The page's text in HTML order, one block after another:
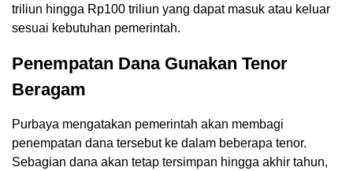
triliun hingga Rp100 triliun yang dapat masuk atau keluar
sesuai kebutuhan pemerintah.
Penempatan Dana Gunakan Tenor
Beragam
Purbaya mengatakan pemerintah akan membagi
penempatan dana tersebut ke dalam beberapa tenor.
Sebagian dana akan tetap tersimpan hingga akhir tahun,